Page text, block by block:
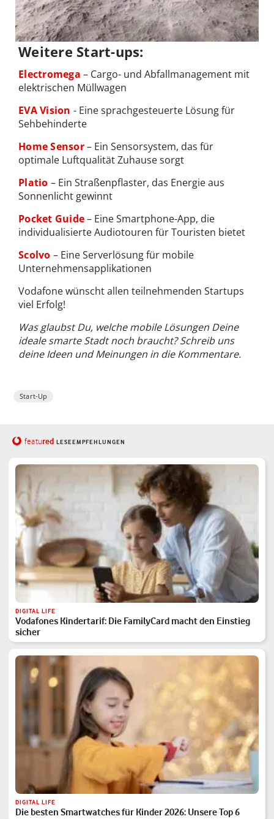
Weitere Start-ups:
Electromega – Cargo- und Abfallmanagement mit
elektrischen Müllwagen
EVA Vision - Eine sprachgesteuerte Lösung für
Sehbehinderte
Home Sensor– Ein Sensorsystem, das für
optimale Luftqualität Zuhause sorgt
Platio – Ein Straßenpflaster, das Energie aus
Sonnenlicht gewinnt
Pocket Guide– Eine Smartphone-App, die
individualisierte Audiotouren für Touristen bietet
Scolvo – Eine Serverlösung für mobile
Unternehmensapplikationen
Vodafone wünscht allen teilnehmenden Startups
viel Erfolg!
Was glaubst Du, welche mobile Lösungen Deine
ideale smarte Stadt noch braucht? Schreib uns
deine Ideen und Meinungen in die Kommentare.
Start-Up
featured LESEEMPFEHLUNGEN
DIGITAL LIFE
Vodafones Kindertarif: Die FamilyCard macht den Einstieg
sicher
DIGITAL LIFE
Die besten Smartwatches für Kinder 2026: Unsere Top 6